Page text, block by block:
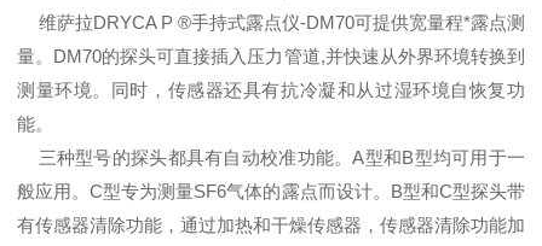
维萨拉DRYCA P ®手持式露点仪-DM70可提供宽量程*露点测
量。DM70的探头可直接插入压力管道,并快速从外界环境转换到
测量环境。同时，传感器还具有抗冷凝和从过湿环境自恢复功
能。
三种型号的探头都具有自动校准功能。A型和B型均可用于一
般应用。C型专为测量SF6气体的露点而设计。B型和C型探头带
有传感器清除功能，通过加热和干燥传感器，传感器清除功能加